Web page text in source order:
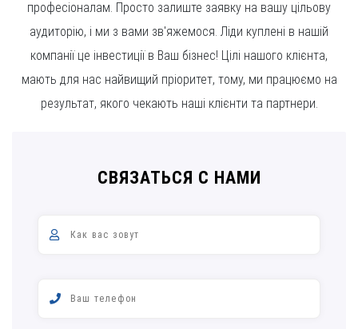
професіоналам. Просто залиште заявку на вашу цільову
аудиторію, і ми з вами зв'яжемося. Ліди куплені в нашій
компанії це інвестиції в Ваш бізнес! Цілі нашого клієнта,
мають для нас найвищий пріоритет, тому, ми працюємо на
результат, якого чекають наші клієнти та партнери.
СВЯЗАТЬСЯ С НАМИ